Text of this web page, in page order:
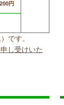
200円
です。
し受けいた